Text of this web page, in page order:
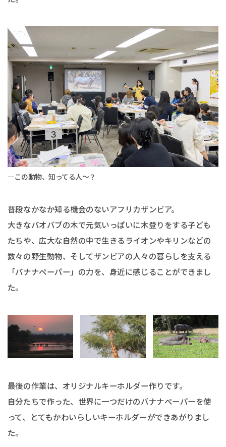
―この動物、知ってる人～？
普段なかなか知る機会のないアフリカザンビア。
大きなバオバブの木で元気いっぱいに木登りをする子ども
たちや、広大な自然の中で生きるライオンやキリンなどの
数々の野生動物、そしてザンビアの人々の暮らしを支える
「バナナペーパー」の力を、身近に感じることができまし
た。
最後の作業は、オリジナルキーホルダー作りです。
自分たちで作った、世界に一つだけのバナナペーパーを使
って、とてもかわいらしいキーホルダーができあがりまし
た。